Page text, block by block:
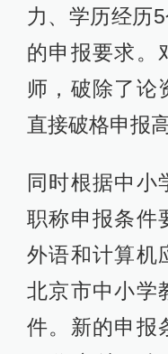
力、学历经历
的申报要求。
师，破除了论
直接破格申报
同时根据中小
职称申报条件
外语和计算机
北京市中小学
件。新的申报